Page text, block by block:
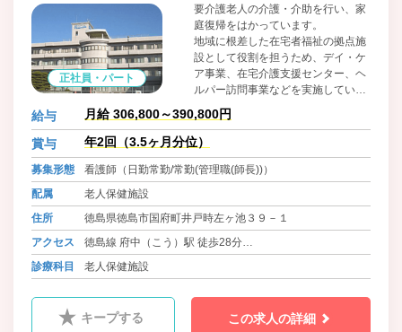
正社員・パート
要介護老人の介護・介助を行い、家
庭復帰をはかっています。
地域に根差した在宅者福祉の拠点施
設として役割を担うため、デイ・ケ
ア事業、在宅介護支援センター、ヘ
ルパー訪問事業などを実施していま
給与 月給 306,800～390,800円
賞与 年2回（3.5ヶ月分位）
募集形態
看護師（日勤常勤/常勤(管理職(師長))）
配属
老人保健施設
住所
徳島県徳島市国府町井戸時左ヶ池３９－１
アクセス
徳島線 府中（こう）駅 徒歩28分
バス 徳島バス 竜王団地線 井戸 徒歩5分
診療科目 老人保健施設
キープする この求人の詳細